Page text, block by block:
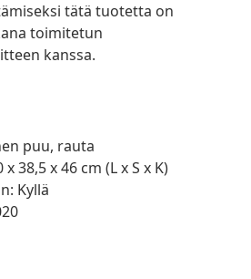
tätä tuotetta on
toimitetun
kanssa.
puu, rauta
38,5 x 46 cm (L x S x K)
Kyllä